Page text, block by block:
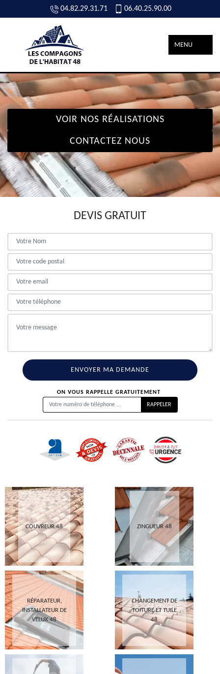
04.82.29.31.71 06.40.25.90.00
MENU
VOIR NOS RÉALISATIONS
CONTACTEZ NOUS
DEVIS GRATUIT
ON VOUS RAPPELLE GRATUITEMENT
COUVREUR 48 ZINGUEUR 48
RÉPARATEUR,
INSTALLATEUR DE
VELUX 48
CHANGEMENT DE
TOITURE ET TUILE
48